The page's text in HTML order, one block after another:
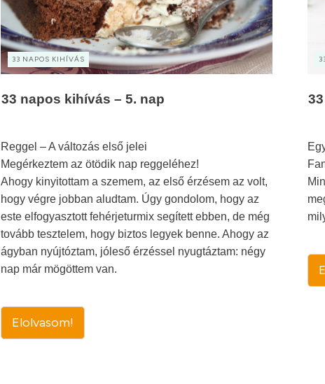
33 NAPOS KIHÍVÁS
33 napos kihívás – 5. nap
Reggel – A változás első jelei
Megérkeztem az ötödik nap reggeléhez!
Ahogy kinyitottam a szemem, az első érzésem az volt,
hogy végre jobban aludtam. Úgy gondolom, hogy az
este elfogyasztott fehérjeturmix segített ebben, de még
tovább tesztelem, hogy biztos legyek benne. Ahogy az
ágyban nyújtóztam, jóleső érzéssel nyugtáztam: négy
nap már mögöttem van.
Elolvasom!